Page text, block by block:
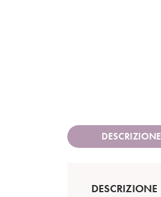
DESCRIZIONE
DESCRIZIONE